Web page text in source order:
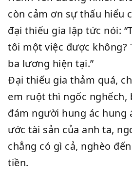
còn cảm ơn sự thấu hiểu
đại thiếu gia lập tức nói:
tôi một việc được không?
ba lương hiện tại.”
Đại thiếu gia thảm quá,
em ruột thì ngốc nghếch,
đám người hung ác hung
ước tài sản của anh ta,
chẳng có gì cả, nghèo
tiền.